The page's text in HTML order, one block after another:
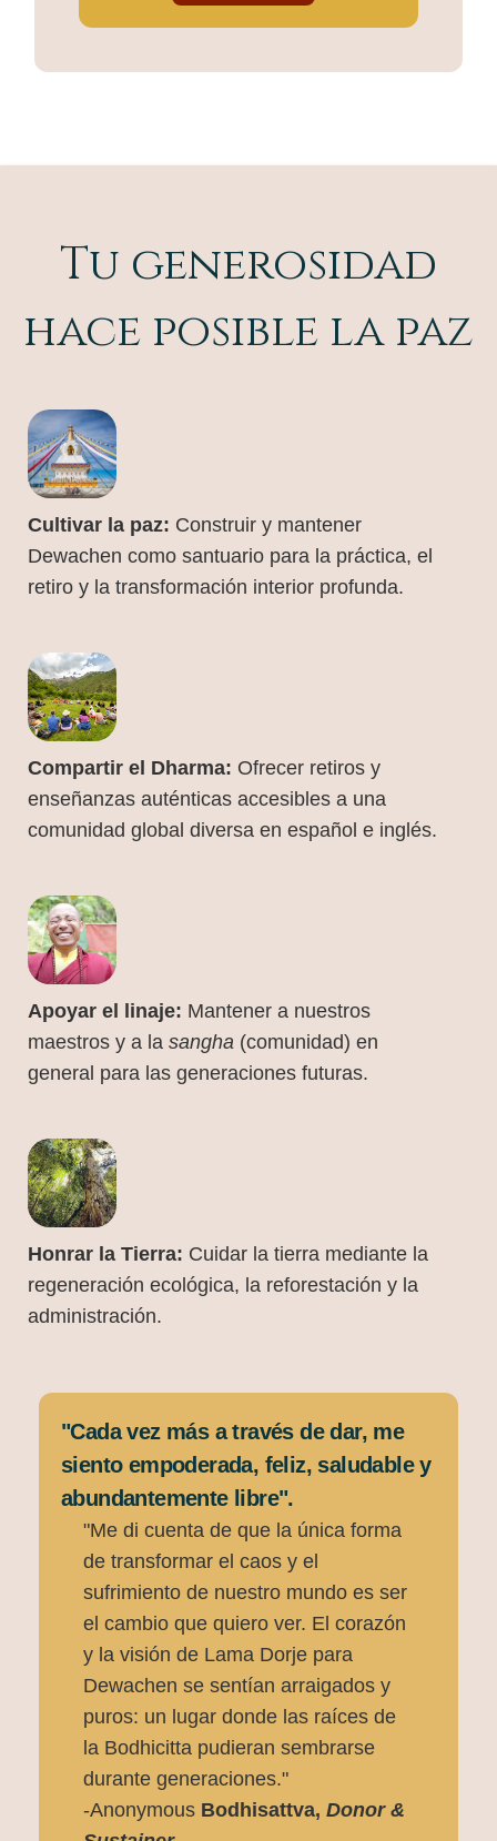
Tu generosidad
hace posible la paz
Cultivar la paz: Construir y mantener
Dewachen como santuario para la práctica, el
retiro y la transformación interior profunda.
Compartir el Dharma: Ofrecer retiros y
enseñanzas auténticas accesibles a una
comunidad global diversa en español e inglés.
Apoyar el linaje: Mantener a nuestros
maestros y a la sangha (comunidad) en
general para las generaciones futuras.
Honrar la Tierra: Cuidar la tierra mediante la
regeneración ecológica, la reforestación y la
administración.
"Cada vez más a través de dar, me
siento empoderada, feliz, saludable y
abundantemente libre".
"Me di cuenta de que la única forma
de transformar el caos y el
sufrimiento de nuestro mundo es ser
el cambio que quiero ver. El corazón
y la visión de Lama Dorje para
Dewachen se sentían arraigados y
puros: un lugar donde las raíces de
la Bodhicitta pudieran sembrarse
durante generaciones."
-Anonymous Bodhisattva, Donor &